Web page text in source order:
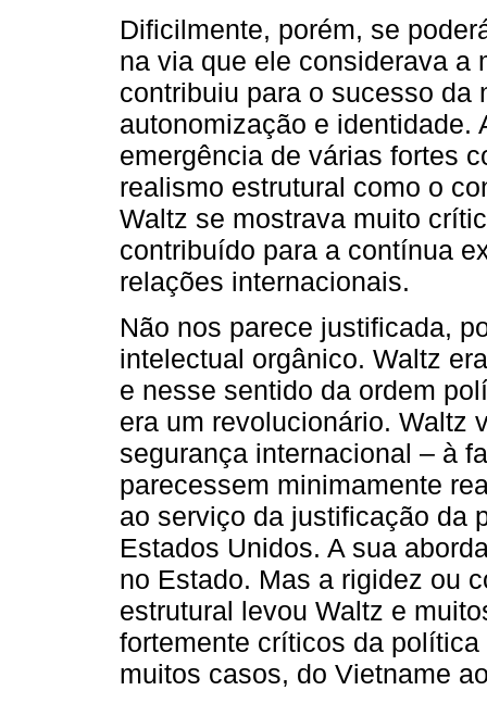
Dificilmente, porém, se
na via que ele considerava a
contribuiu para o sucesso da
autonomização e identidade.
emergência de várias fortes
realismo estrutural como o
Waltz se mostrava muito
contribuído para a contínua
relações internacionais.
Não nos parece justificada,
intelectual orgânico. Waltz
e nesse sentido da ordem
era um revolucionário. Waltz
segurança internacional – à
parecessem minimamente
ao serviço da justificação da
Estados Unidos. A sua
no Estado. Mas a rigidez ou
estrutural levou Waltz e
fortemente críticos da
muitos casos, do Vietname